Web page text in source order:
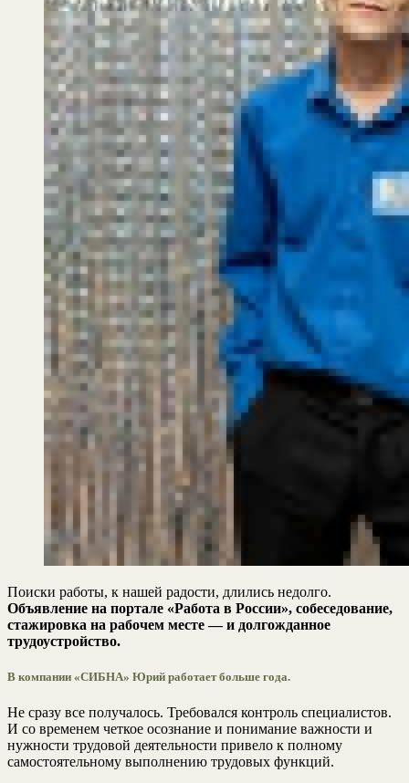
Поиски работы, к нашей радости, длились недолго.
Объявление на портале «Работа в России», собеседование,
стажировка на рабочем месте — и долгожданное
трудоустройство.
В компании «СИБНА» Юрий работает больше года.
Не сразу все получалось. Требовался контроль специалистов.
И со временем четкое осознание и понимание важности и
нужности трудовой деятельности привело к полному
самостоятельному выполнению трудовых функций.